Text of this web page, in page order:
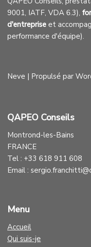
9001, IATF, VDA 6.3),
d'entreprise et
performance d'équipe).
Neve | Propulsé par
QAPEO Conseils
Montrond-les-Bains
FRANCE
Tel : +33 618 911 608
Email :
Menu
Accueil
Qui suis-je